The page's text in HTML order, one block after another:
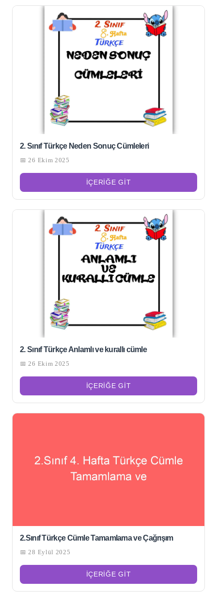
2. Sınıf Türkçe Neden Sonuç Cümleleri
📅 26 Ekim 2025
İÇERIĞE GIT
2. Sınıf Türkçe Anlamlı ve kurallı cümle
📅 26 Ekim 2025
İÇERIĞE GIT
2.Sınıf Türkçe Cümle Tamamlama ve Çağrışım
📅 28 Eylül 2025
İÇERIĞE GIT